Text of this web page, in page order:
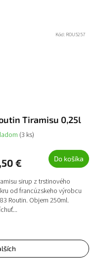
Tiramisu 0,25l
(3 ks)
€ Do košíka
sirup z trstinového
od francúzskeho výrobcu
Routin. Objem 250ml.
Kód: ROU5257